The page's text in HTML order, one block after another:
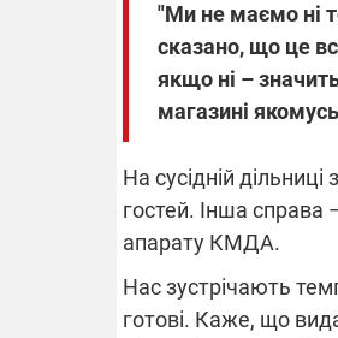
"Ми не маємо ні
сказано, що це
якщо ні –
магазині
На сусідній
гостей. Інша справа
апарату КМДА.
Нас зустрічають
готові. Каже, що